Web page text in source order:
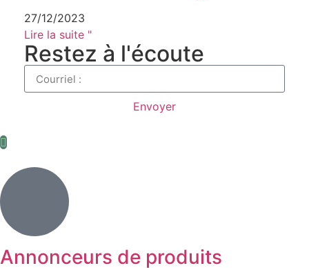
27/12/2023
Lire la suite "
Restez à l'écoute
Envoyer
Annonceurs de produits